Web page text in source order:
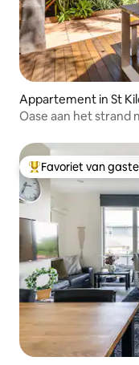
Appartement in St
Oase aan het strand
Topfavoriet van
Favoriet van